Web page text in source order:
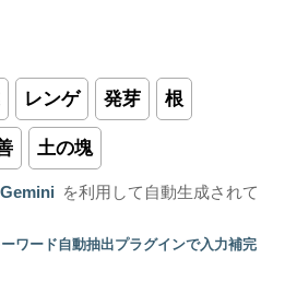
レンゲ 発芽 根
土の塊
Gemini
を利用して自動生成されて
ワード自動抽出プラグインで入力補完